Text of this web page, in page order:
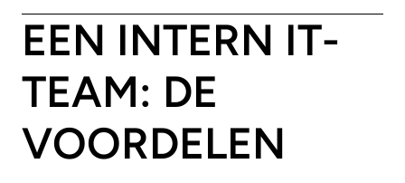
EEN INTERN IT-
TEAM: DE
VOORDELEN